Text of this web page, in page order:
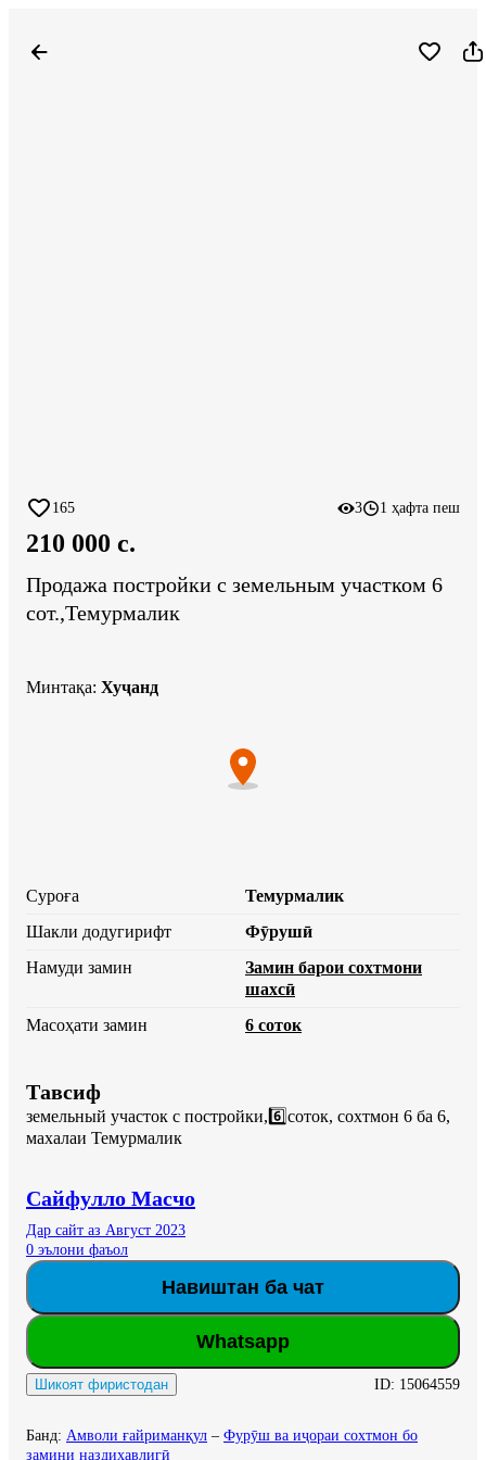
165 3 1 ҳафта пеш
210 000 c.
Продажа постройки с земельным участком 6
сот.,Темурмалик
Минтақа: Хуҷанд
Суроға
Темурмалик
Шакли додугирифт
Фӯрушӣ
Намуди замин
Замин барои сохтмони
шахсӣ
Масоҳати замин
6 соток
Тавсиф
земельный участок с постройки,6️⃣соток, сохтмон 6 ба 6,
махалаи Темурмалик
Сайфулло Масчо
Дар сайт аз Август 2023
0 эълони фаъол
Навиштан ба чат
Whatsapp
Шикоят фиристодан ID: 15064559
Банд: Амволи ғайриманқул – Фурӯш ва иҷораи сохтмон бо
замини наздиҳавлигӣ